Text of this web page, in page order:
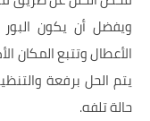
الأعطال وتتبع المكان
يتم الحل برفعة و
حالة تلفه.